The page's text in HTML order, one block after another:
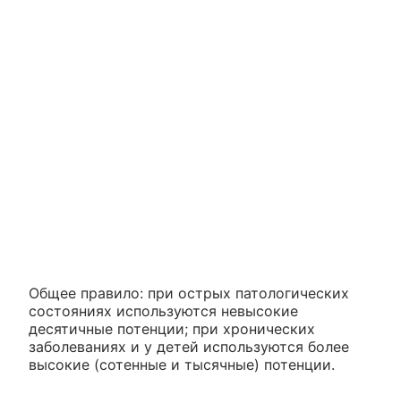
Общее правило: при острых патологических
состояниях используются невысокие
десятичные потенции; при хронических
заболеваниях и у детей используются более
высокие (сотенные и тысячные) потенции.